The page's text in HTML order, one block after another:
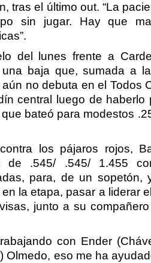
tras el último out. “La
sin jugar. Hay que
del lunes frente a
una baja que, sumada a
no debuta en el Todos
central luego de haberlo
bateó para modestos
los pájaros rojos,
de .545/ .545/ 1.455
para, de un sopetón,
la etapa, pasar a liderar
junto a su
con Ender
Olmedo, eso me ha